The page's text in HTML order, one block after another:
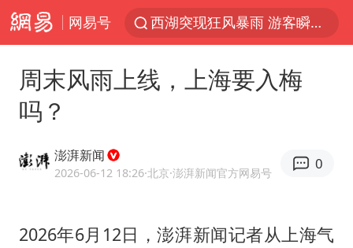
网易号
西湖突现狂风暴雨 游客瞬间被浇透
视频丨中国东方电气集团原党组副书记、董事宋致远被查
香港宏福苑火灾或由烟头引起
周末风雨上线，上海要入梅
吗？
澎湃新闻
2026-06-12 18:26·北京·澎湃新闻官方网易号
0
2026年6月12日，澎湃新闻记者从上海气